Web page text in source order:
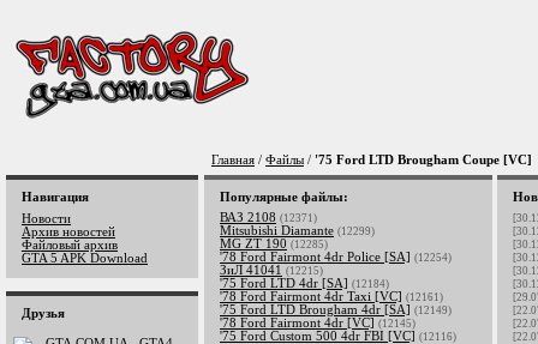
Главная / Файлы / '75 Ford LTD Brougham Coupe [VC]
Навигация
Новости
Архив новостей
Файловый архив
GTA 5 APK Download
Друзья
Популярные файлы:
ВАЗ 2108 (12371)
Mitsubishi Diamante (12299)
MG ZT 190 (12285)
'78 Ford Fairmont 4dr Police [SA] (12254)
ЗиЛ 41041 (12215)
'75 Ford LTD 4dr [SA] (12184)
'78 Ford Fairmont 4dr Taxi [VC] (12161)
'75 Ford LTD Brougham 4dr [SA] (12149)
'78 Ford Fairmont 4dr [VC] (12145)
'75 Ford Custom 500 4dr FBI [VC] (12116)